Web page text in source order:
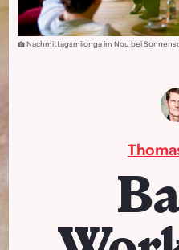
Nachmittagsmilonga im Nou bei